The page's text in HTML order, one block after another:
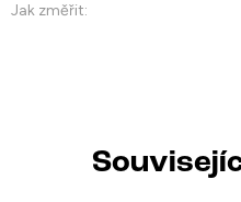
Jak změřit: